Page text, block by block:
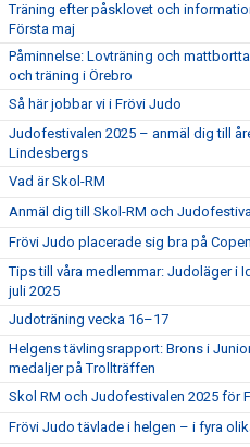
Träning efter påsklovet och
Första maj
Påminnelse: Lovträning och
och träning i Örebro
Så här jobbar vi i Frövi Judo
Judofestivalen 2025 – anmäl dig till
Lindesbergs
Vad är Skol-RM
Anmäl dig till Skol-RM och
Frövi Judo placerade sig bra på
Tips till våra medlemmar: Judoläger i
juli 2025
Judoträning vecka 16–17
Helgens tävlingsrapport: Brons i
medaljer på Trollträffen
Skol RM och Judofestivalen 2025 för
Frövi Judo tävlade i helgen – i fyra